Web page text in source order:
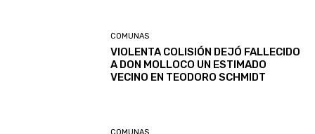
COMUNAS
VIOLENTA COLISIÓN DEJÓ FALLECIDO
A DON MOLLOCO UN ESTIMADO
VECINO EN TEODORO SCHMIDT